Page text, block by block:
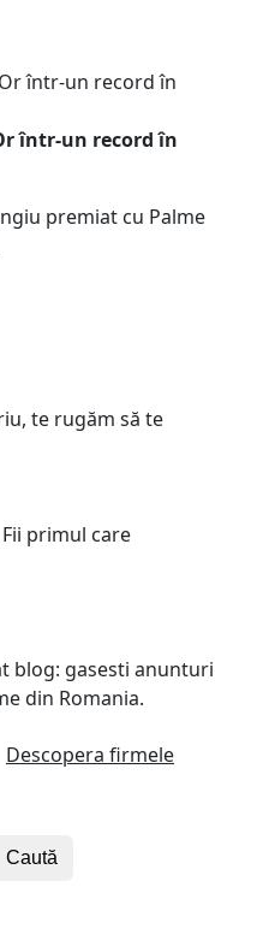
într-un record în
premiat cu Palme
te rugăm să te
primul care
blog: gasesti anunturi
din Romania.
Descopera firmele
Caută